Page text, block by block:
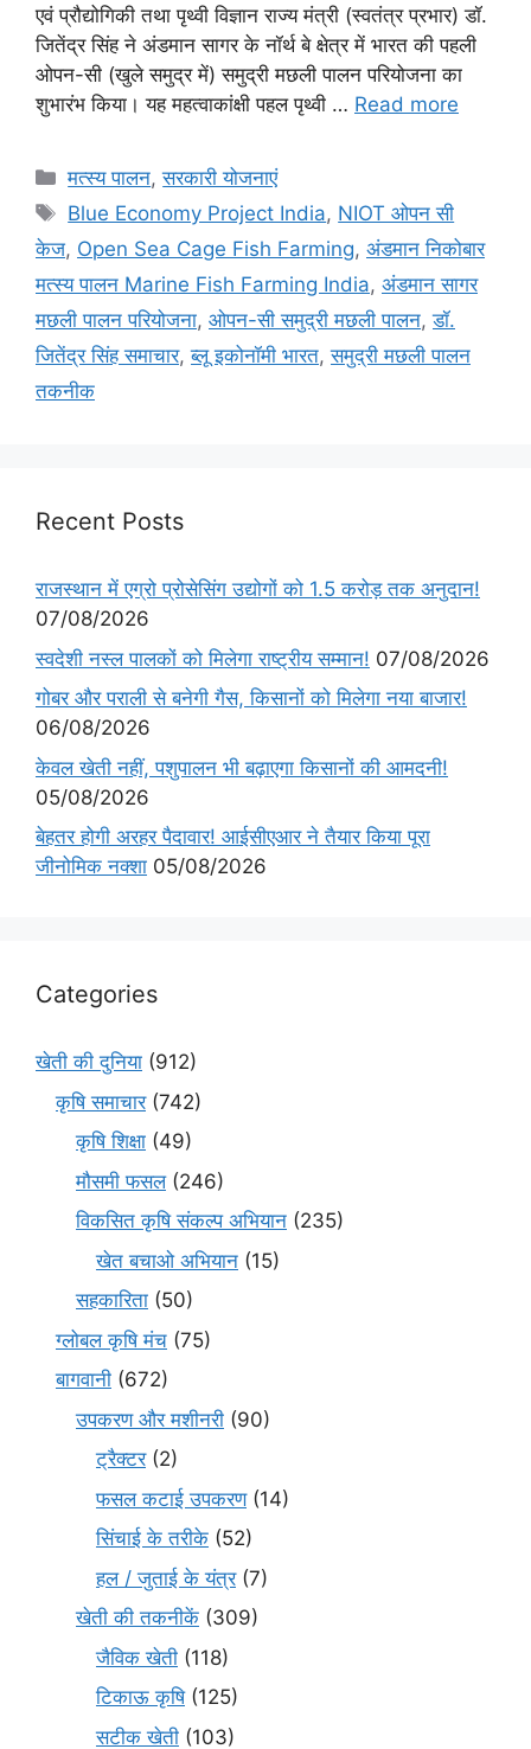
एवं प्रौद्योगिकी तथा पृथ्वी विज्ञान राज्य मंत्री (स्वतंत्र प्रभार) डॉ.
जितेंद्र सिंह ने अंडमान सागर के नॉर्थ बे क्षेत्र में भारत की पहली
ओपन-सी (खुले समुद्र में) समुद्री मछली पालन परियोजना का
शुभारंभ किया। यह महत्वाकांक्षी पहल पृथ्वी … Read more
मत्स्य पालन,सरकारी योजनाएं
Blue Economy Project India, NIOT ओपन सी
केज, Open Sea Cage Fish Farming, अंडमान निकोबार
मत्स्य पालन Marine Fish Farming India, अंडमान सागर
मछली पालन परियोजना, ओपन-सी समुद्री मछली पालन,डॉ.
जितेंद्र सिंह समाचार,ब्लू इकोनॉमी भारत,समुद्री मछली पालन
तकनीक
Recent Posts
राजस्थान में एग्रो प्रोसेसिंग उद्योगों को 1.5 करोड़ तक अनुदान!
07/08/2026
स्वदेशी नस्ल पालकों को मिलेगा राष्ट्रीय सम्मान! 07/08/2026
गोबर और पराली से बनेगी गैस, किसानों को मिलेगा नया बाजार!
06/08/2026
केवल खेती नहीं, पशुपालन भी बढ़ाएगा किसानों की आमदनी!
05/08/2026
बेहतर होगी अरहर पैदावार! आईसीएआर ने तैयार किया पूरा
जीनोमिक नक्शा 05/08/2026
Categories
खेती की दुनिया (912)
कृषि समाचार(742)
कृषि शिक्षा (49)
मौसमी फसल(246)
विकसित कृषि संकल्प अभियान (235)
खेत बचाओ अभियान (15)
सहकारिता (50)
ग्लोबल कृषि मंच (75)
बागवानी (672)
उपकरण और मशीनरी (90)
ट्रैक्टर(2)
फसल कटाई उपकरण(14)
सिंचाई के तरीके (52)
हल / जुताई के यंत्र(7)
खेती की तकनीकें (309)
जैविक खेती (118)
टिकाऊ कृषि(125)
सटीक खेती (103)